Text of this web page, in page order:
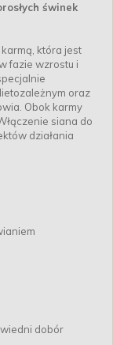
świnek
która jest
fazie wzrostu i
oraz
Obok karmy
siana do
działania
dobór